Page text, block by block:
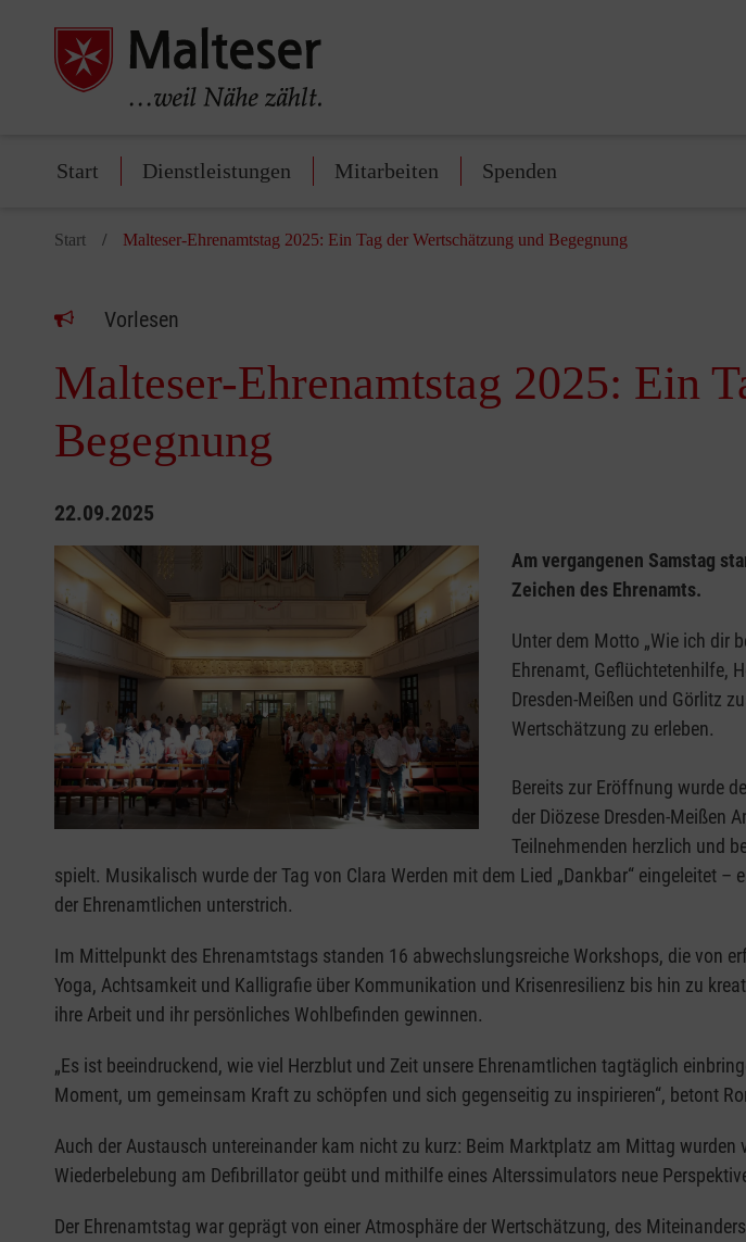
Start Dienstleistungen Mitarbeiten Spenden
Start Malteser-Ehrenamtstag 2025: Ein Tag der Wertschätzung und Begegnung
Vorlesen
Malteser-Ehrenamtstag 2025: Ein
Begegnung
22.09.2025
Am vergangenen Samstag
Zeichen des Ehrenamts.
Unter dem Motto „Wie ich dir
Ehrenamt, Geflüchtetenhilfe,
Dresden-Meißen und Görlitz
Wertschätzung zu erleben.
Bereits zur Eröffnung wurde
der Diözese Dresden-Meißen
Teilnehmenden herzlich und
spielt. Musikalisch wurde der Tag von Clara Werden mit dem Lied „Dankbar“ eingeleitet
der Ehrenamtlichen unterstrich.
Im Mittelpunkt des Ehrenamtstags standen 16 abwechslungsreiche Workshops, die von
Yoga, Achtsamkeit und Kalligrafie über Kommunikation und Krisenresilienz bis hin zu
ihre Arbeit und ihr persönliches Wohlbefinden gewinnen.
„Es ist beeindruckend, wie viel Herzblut und Zeit unsere Ehrenamtlichen tagtäglich
Moment, um gemeinsam Kraft zu schöpfen und sich gegenseitig zu inspirieren“, betont
Auch der Austausch untereinander kam nicht zu kurz: Beim Marktplatz am Mittag
Wiederbelebung am Defibrillator geübt und mithilfe eines Alterssimulators neue
Der Ehrenamtstag war geprägt von einer Atmosphäre der Wertschätzung, des